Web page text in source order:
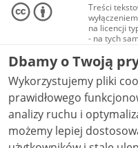
Treści
na licencji
- na tych
Materiały
audio i
Creative
NC-ND 4.0),
Dbamy o Twoją
Wykorzystujemy pliki
prawidłowego
analizy ruchu i optymalizacji
możemy lepiej